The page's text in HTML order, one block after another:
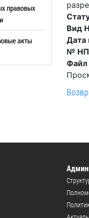
Резерв
Торги
объектах
Участие
правовых
акты
Вид
Дата
№